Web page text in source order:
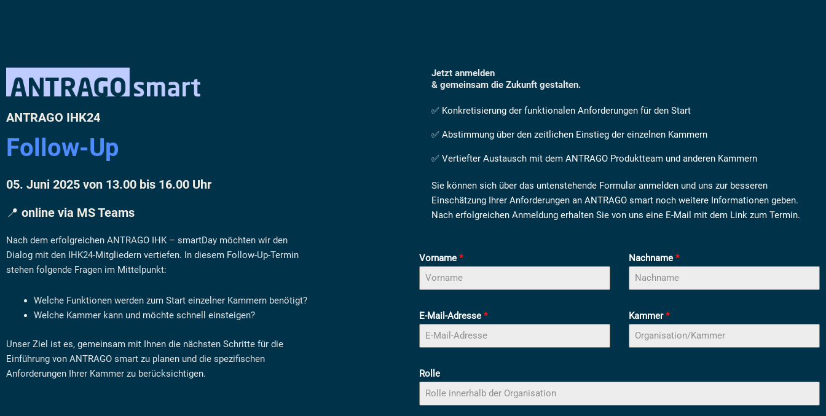
ANTRAGO IHK24
Follow-Up
05. Juni 2025 von 13.00 bis 16.00 Uhr
📍 online via MS Teams
Nach dem erfolgreichen ANTRAGO IHK – smartDay möchten wir den
Dialog mit den IHK24-Mitgliedern vertiefen. In diesem Follow-Up-Termin
stehen folgende Fragen im Mittelpunkt:
Welche Funktionen werden zum Start einzelner Kammern benötigt?
Welche Kammer kann und möchte schnell einsteigen?
Unser Ziel ist es, gemeinsam mit Ihnen die nächsten Schritte für die
Einführung von ANTRAGO smart zu planen und die spezifischen
Anforderungen Ihrer Kammer zu berücksichtigen.
Jetzt anmelden
& gemeinsam die Zukunft gestalten.
✅ Konkretisierung der funktionalen Anforderungen für den Start
✅ Abstimmung über den zeitlichen Einstieg der einzelnen Kammern
✅ Vertiefter Austausch mit dem ANTRAGO Produktteam und anderen Kammern
Sie können sich über das untenstehende Formular anmelden und uns zur besseren
Einschätzung Ihrer Anforderungen an ANTRAGO smart noch weitere Informationen geben.
Nach erfolgreichen Anmeldung erhalten Sie von uns eine E-Mail mit dem Link zum Termin.
Vorname * Nachname *
E-Mail-Adresse * Kammer*
Rolle